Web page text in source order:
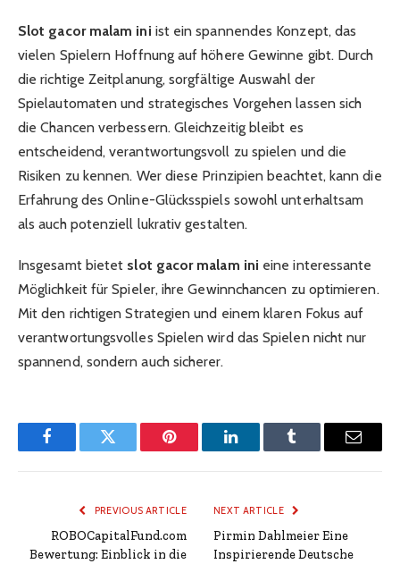
Slot gacor malam ini ist ein spannendes Konzept, das
vielen Spielern Hoffnung auf höhere Gewinne gibt. Durch
die richtige Zeitplanung, sorgfältige Auswahl der
Spielautomaten und strategisches Vorgehen lassen sich
die Chancen verbessern. Gleichzeitig bleibt es
entscheidend, verantwortungsvoll zu spielen und die
Risiken zu kennen. Wer diese Prinzipien beachtet, kann die
Erfahrung des Online-Glücksspiels sowohl unterhaltsam
als auch potenziell lukrativ gestalten.
Insgesamt bietet slot gacor malam ini eine interessante
Möglichkeit für Spieler, ihre Gewinnchancen zu optimieren.
Mit den richtigen Strategien und einem klaren Fokus auf
verantwortungsvolles Spielen wird das Spielen nicht nur
spannend, sondern auch sicherer.
FacebookTwitter Pinterest LinkedInTumblr Email
PREVIOUS ARTICLE
ROBOCapitalFund.com
Bewertung: Einblick in die
NEXT ARTICLE
Pirmin Dahlmeier Eine
Inspirierende Deutsche